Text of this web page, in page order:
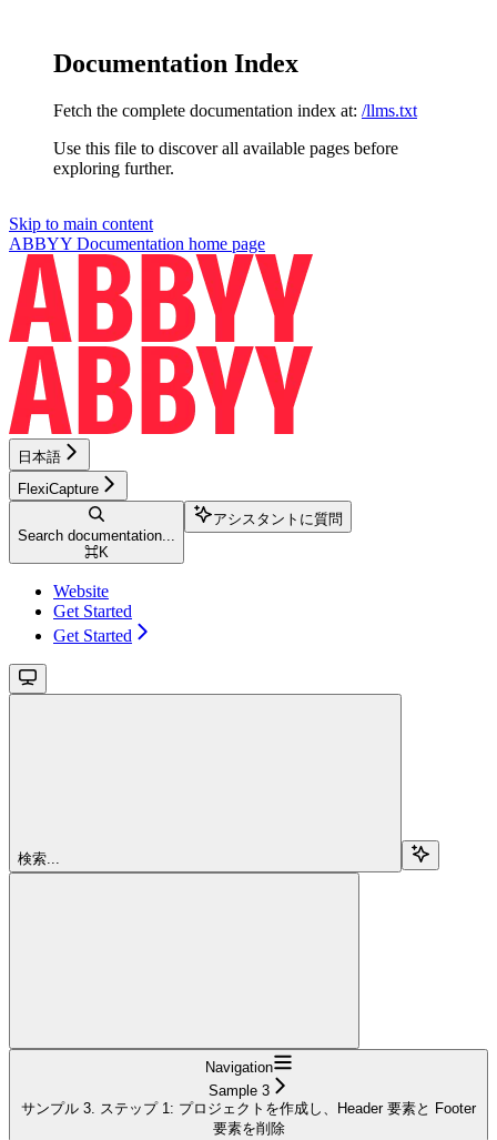
Documentation Index
Fetch the complete documentation index at: /llms.txt
Use this file to discover all available pages before
exploring further.
Skip to main content
ABBYY Documentation home page
日本語
FlexiCapture
Search documentation...
⌘K
アシスタントに質問
Website
Get Started
Get Started
検索...
Navigation
Sample 3
サンプル 3. ステップ 1: プロジェクトを作成し、Header 要素と Footer
要素を削除